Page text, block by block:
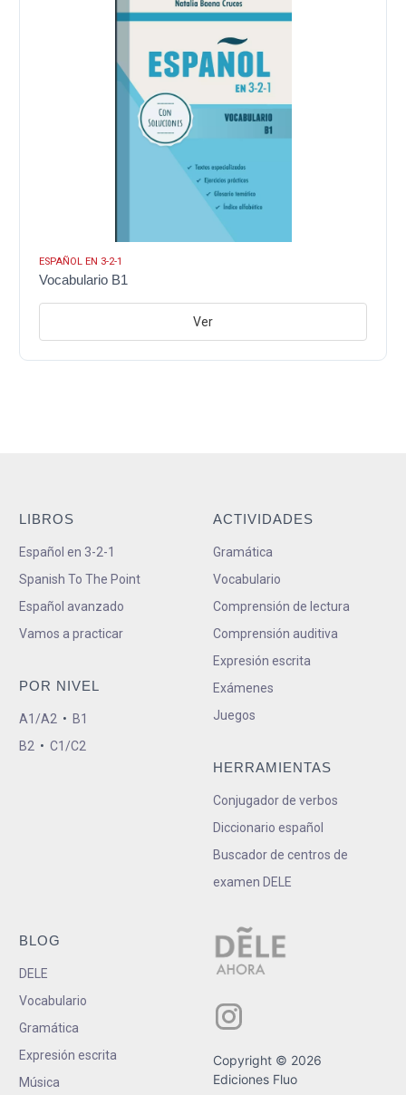
ESPAÑOL EN 3-2-1
Vocabulario B1
Ver
LIBROS
Español en 3-2-1
Spanish To The Point
Español avanzado
Vamos a practicar
POR NIVEL
A1/A2 • B1
B2 • C1/C2
ACTIVIDADES
Gramática
Vocabulario
Comprensión de lectura
Comprensión auditiva
Expresión escrita
Exámenes
Juegos
HERRAMIENTAS
Conjugador de verbos
Diccionario español
Buscador de centros de
examen DELE
BLOG
DELE
Vocabulario
Gramática
Expresión escrita
Música
Copyright © 2026
Ediciones Fluo